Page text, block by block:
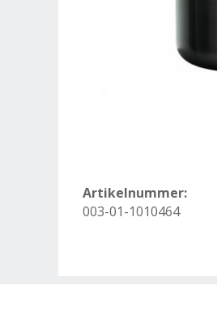
Artikelnummer:
003-01-1010464